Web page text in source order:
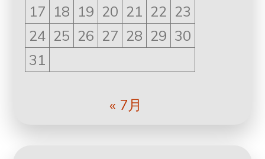
シ
ョ
17 18 19 20 21 22 23
24 25 26 27 28 29 30
31
« 7月